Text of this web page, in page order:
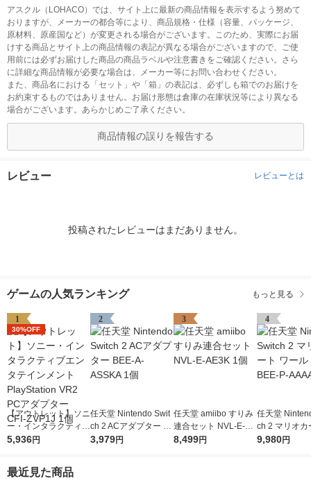
アスクル（LOHACO）では、サイト上に最新の商品情報を表示するよう努めて
おりますが、メーカーの都合等により、商品規格・仕様（容量、パッケージ、
原材料、原産国など）が変更される場合がございます。このため、実際にお届
けする商品とサイト上の商品情報の表記が異なる場合がございますので、ご使
用前には必ずお届けした商品の商品ラベルや注意書きをご確認ください。さら
に詳細な商品情報が必要な場合は、メーカー等にお問い合わせください。
また、商品名における「セット」や「箱」の表記は、必ずしも箱でのお届けを
お約束するものではありません。お届け形態は倉庫の在庫状況等により異なる
場合がございます。あらかじめご了承ください。
商品情報の誤りを報告する
レビュー レビューとは
投稿されたレビューはまだありません。
ゲームの人気ランキング もっと見る
1
30%OFF
【アウトレット】ソニ
ー・インタラクティブ
エンタテインメント P
個
5,936円
2
任天堂 Nintendo Swit
ch 2 ACアダプター B
EE-A-ASSKA 1個
3,979円
3
任天堂 amiibo すりみ
連合セット NVL-E-AE
3K 1個
8,499円
4
任天堂
ch 2 マリオカ
ールド BEE-
9,980円
最近見た商品